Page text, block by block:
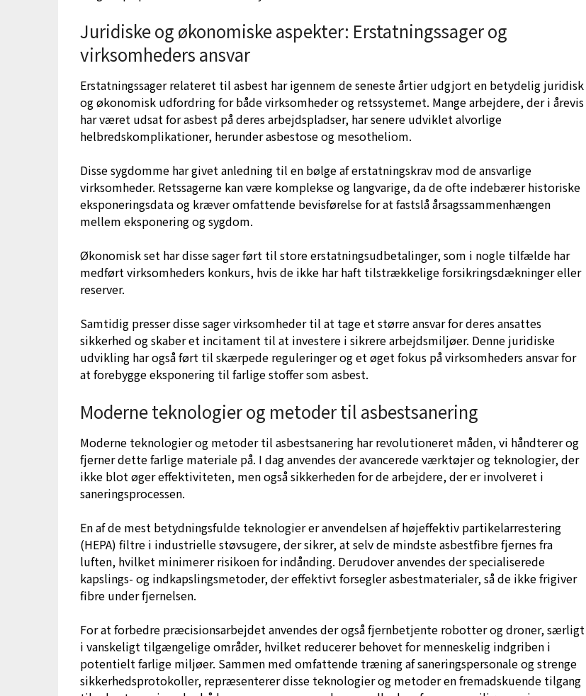
Juridiske og økonomiske aspekter: Erstatningssager og
virksomheders ansvar
Erstatningssager relateret til asbest har igennem de seneste årtier udgjort en betydelig juridisk
og økonomisk udfordring for både virksomheder og retssystemet. Mange arbejdere, der i årevis
har været udsat for asbest på deres arbejdspladser, har senere udviklet alvorlige
helbredskomplikationer, herunder asbestose og mesotheliom.
Disse sygdomme har givet anledning til en bølge af erstatningskrav mod de ansvarlige
virksomheder. Retssagerne kan være komplekse og langvarige, da de ofte indebærer historiske
eksponeringsdata og kræver omfattende bevisførelse for at fastslå årsagssammenhængen
mellem eksponering og sygdom.
Økonomisk set har disse sager ført til store erstatningsudbetalinger, som i nogle tilfælde har
medført virksomheders konkurs, hvis de ikke har haft tilstrækkelige forsikringsdækninger eller
reserver.
Samtidig presser disse sager virksomheder til at tage et større ansvar for deres ansattes
sikkerhed og skaber et incitament til at investere i sikrere arbejdsmiljøer. Denne juridiske
udvikling har også ført til skærpede reguleringer og et øget fokus på virksomheders ansvar for
at forebygge eksponering til farlige stoffer som asbest.
Moderne teknologier og metoder til asbestsanering
Moderne teknologier og metoder til asbestsanering har revolutioneret måden, vi håndterer og
fjerner dette farlige materiale på. I dag anvendes der avancerede værktøjer og teknologier, der
ikke blot øger effektiviteten, men også sikkerheden for de arbejdere, der er involveret i
saneringsprocessen.
En af de mest betydningsfulde teknologier er anvendelsen af højeffektiv partikelarrestering
(HEPA) filtre i industrielle støvsugere, der sikrer, at selv de mindste asbestfibre fjernes fra
luften, hvilket minimerer risikoen for indånding. Derudover anvendes der specialiserede
kapslings- og indkapslingsmetoder, der effektivt forsegler asbestmaterialer, så de ikke frigiver
fibre under fjernelsen.
For at forbedre præcisionsarbejdet anvendes der også fjernbetjente robotter og droner, særligt
i vanskeligt tilgængelige områder, hvilket reducerer behovet for menneskelig indgriben i
potentielt farlige miljøer. Sammen med omfattende træning af saneringspersonale og strenge
sikkerhedsprotokoller, repræsenterer disse teknologier og metoder en fremadskuende tilgang